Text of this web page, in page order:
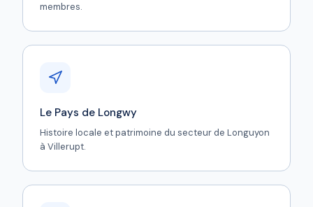
membres.
Le Pays de Longwy
Histoire locale et patrimoine du secteur de Longuyon
à Villerupt.